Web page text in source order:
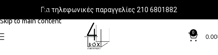
Skip to navigation
Skip to main content
Για τηλεφωνικές παραγγελίες 210 6801882
0
0.00